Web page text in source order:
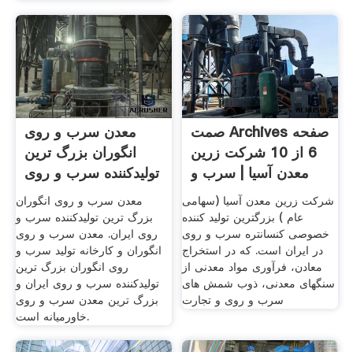
معدن سرب و روی
انگوران بزرگ ترین
تولیدکننده سرب و روی
معدن سرب و روی انگوران
بزرگ ترین تولیدکننده سرب و
روی ایران. معدن سرب و روی
انگوران و کارخانه تولید سرب و
روی انگوران بزرگ ترین
تولیدکننده سرب و روی ایران و
بزرگ ترین معدن سرب و روی
خاورمیانه است.
صمت Archives صفحه
6 از 10 شرکت زرین
معدن آسیا | سرب و
روی
شرکت زرین معدن آسیا (سهامی
عام ) بزرگترین تولید کننده
خصوصی کنسانتره سرب و روی
در ایران است. که در استخراج
معادن، فرآوری مواد معدنی از
سنگهای معدنی، ذوب شمش های
سرب و روی و تجارت